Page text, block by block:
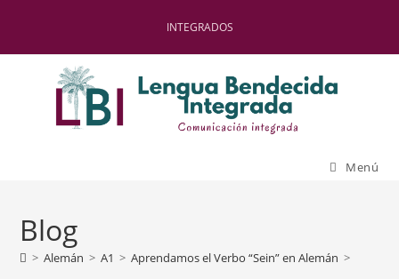
INTEGRADOS
Menú
Blog
> Alemán > A1 > Aprendamos el Verbo “Sein” en Alemán >